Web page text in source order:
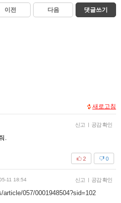
이전 다음 댓글쓰기
새로고침
신고 | 공감 확인
.
0
2
11 18:54 신고 | 공감 확인
057/0001948504?sid=102